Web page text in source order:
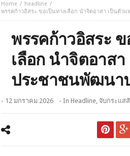
Home
headline
พรรคก้าวอิสระ ขอเป็นทางเลือก นำจิตอาสา เป็นตัว
พรรคก้าวอิสระ ข
เลือก นำจิตอาส
ประชาชนพัฒนา
- 12 มกราคม 2026 - InHeadline, จับกระแส